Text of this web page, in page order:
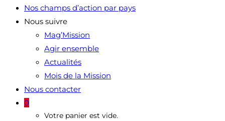
Nos champs d’action par pays
Nous suivre
Mag’Mission
Agir ensemble
Actualités
Mois de la Mission
Nous contacter
0
Votre panier est vide.